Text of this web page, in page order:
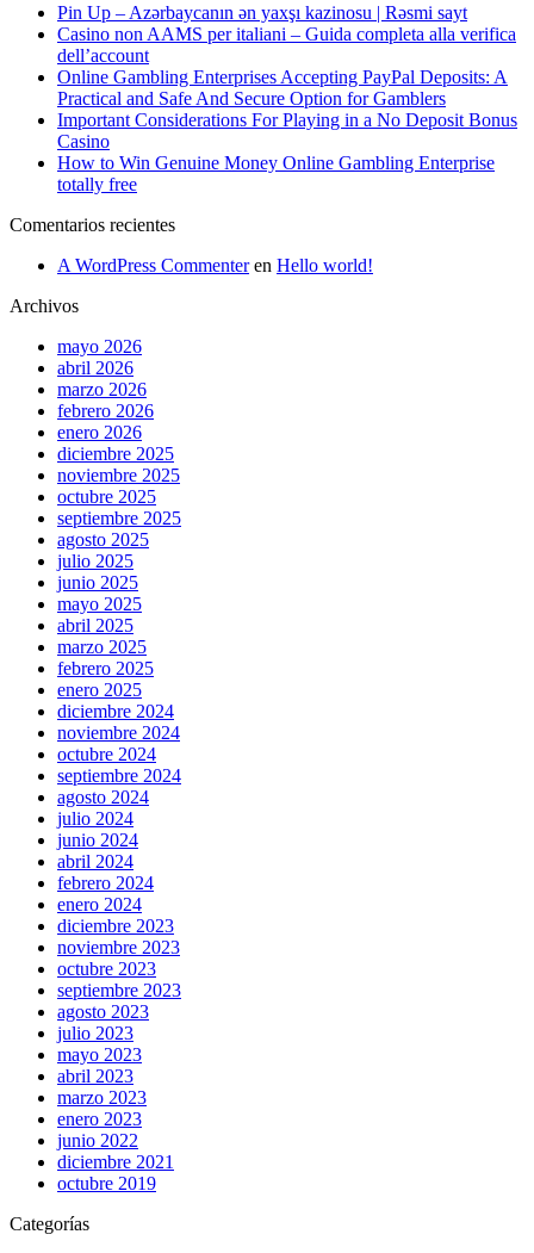
Pin Up – Azərbaycanın ən yaxşı kazinosu | Rəsmi sayt
Casino non AAMS per italiani – Guida completa alla verifica
dell’account
Online Gambling Enterprises Accepting PayPal Deposits: A
Practical and Safe And Secure Option for Gamblers
Important Considerations For Playing in a No Deposit Bonus
Casino
How to Win Genuine Money Online Gambling Enterprise
totally free
Comentarios recientes
A WordPress Commenteren Hello world!
Archivos
mayo 2026
abril 2026
marzo 2026
febrero 2026
enero 2026
diciembre 2025
noviembre 2025
octubre 2025
septiembre 2025
agosto 2025
julio 2025
junio 2025
mayo 2025
abril 2025
marzo 2025
febrero 2025
enero 2025
diciembre 2024
noviembre 2024
octubre 2024
septiembre 2024
agosto 2024
julio 2024
junio 2024
abril 2024
febrero 2024
enero 2024
diciembre 2023
noviembre 2023
octubre 2023
septiembre 2023
agosto 2023
julio 2023
mayo 2023
abril 2023
marzo 2023
enero 2023
junio 2022
diciembre 2021
octubre 2019
Categorías